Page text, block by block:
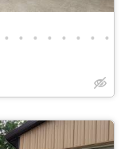
• • • • • • • •